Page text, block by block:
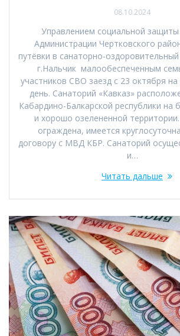
08.10.2024
Управлением социальной защиты
Администрации Чертковского
путёвки в санаторно-оздоровительный
г.Нальчик малообеспеченным
участников СВО заезд с 23 октября
день. Санаторий «Кавказ»
Кабардино-Балкарской республики на
и хорошо озелененной
ограждена, имеется
договору с МВД КБР. Санаторий
и…
Читать дальше